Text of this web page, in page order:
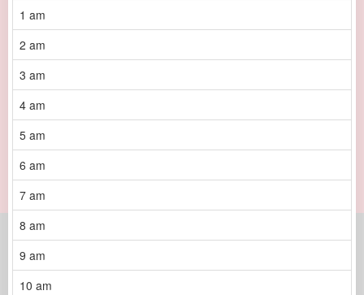
1 am
2 am
3 am
4 am
5 am
6 am
7 am
8 am
9 am
10 am